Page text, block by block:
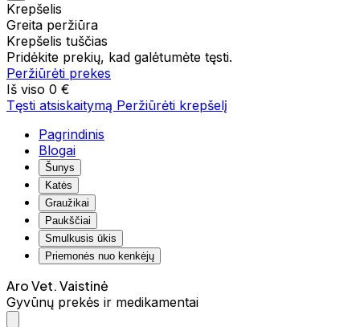
Krepšelis
Greita peržiūra
Krepšelis tuščias
Pridėkite prekių, kad galėtumėte tęsti.
Peržiūrėti prekes
Iš viso 0 €
Tęsti atsiskaitymą Peržiūrėti krepšelį
Pagrindinis
Blogai
Šunys
Katės
Graužikai
Paukščiai
Smulkusis ūkis
Priemonės nuo kenkėjų
Aro Vet. Vaistinė
Gyvūnų prekės ir medikamentai